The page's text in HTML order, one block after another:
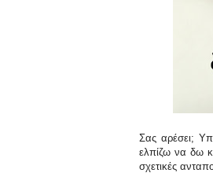
Σας αρέσει;
ελπίζω να δω
σχετικές